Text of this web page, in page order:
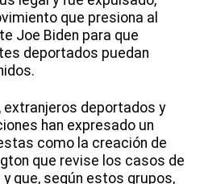
que presiona al
Joe Biden para que
deportados puedan
deportados y
han expresado un
como la creación de
que revise los casos de
que, según estos grupos,